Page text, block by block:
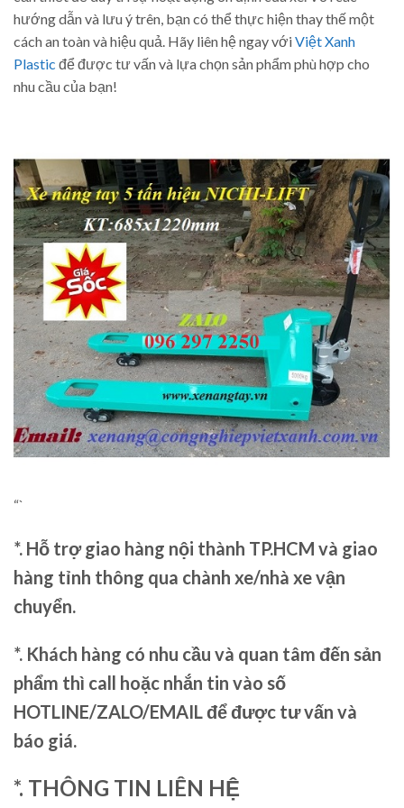
hướng dẫn và lưu ý trên, bạn có thể thực hiện thay thế một
cách an toàn và hiệu quả. Hãy liên hệ ngay vớiViệt Xanh
Plastic để được tư vấn và lựa chọn sản phẩm phù hợp cho
nhu cầu của bạn!
“`
*. Hỗ trợ giao hàng nội thành TP.HCM và giao
hàng tỉnh thông qua chành xe/nhà xe vận
chuyển.
*. Khách hàng có nhu cầu và quan tâm đến sản
phẩm thì call hoặc nhắn tin vào số
HOTLINE/ZALO/EMAIL để được tư vấn và
báo giá.
*. THÔNG TIN LIÊN HỆ